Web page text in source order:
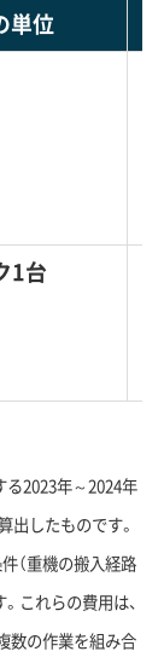
単位
1台
る2023年～2024年
したものです。
（重機の搬入経路
これらの費用は、
数の作業を組み合